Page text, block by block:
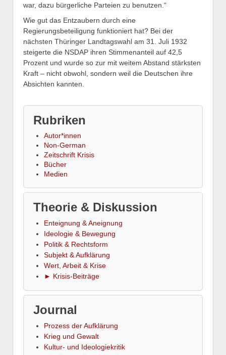
war, dazu bürgerliche Parteien zu benutzen.“
Wie gut das Entzaubern durch eine
Regierungsbeteiligung funktioniert hat? Bei der
nächsten Thüringer Landtagswahl am 31. Juli 1932
steigerte die NSDAP ihren Stimmenanteil auf 42,5
Prozent und wurde so zur mit weitem Abstand stärksten
Kraft – nicht obwohl, sondern weil die Deutschen ihre
Absichten kannten.
Rubriken
Autor*innen
Non-German
Zeitschrift Krisis
Bücher
Medien
Theorie & Diskussion
Enteignung & Aneignung
Ideologie & Bewegung
Politik & Rechtsform
Subjekt & Aufklärung
Wert, Arbeit & Krise
► Krisis-Beiträge
Journal
Prozess der Aufklärung
Krieg und Gewalt
Kultur- und Ideologiekritik